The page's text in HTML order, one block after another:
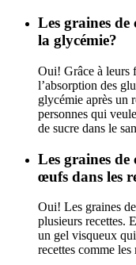
Les graines
la glycémie?
Oui! Grâce à leurs
l’absorption des
glycémie après un
personnes qui
de sucre dans le
Les graines de
œufs dans les
Oui! Les graines
plusieurs recettes.
un gel visqueux
recettes comme